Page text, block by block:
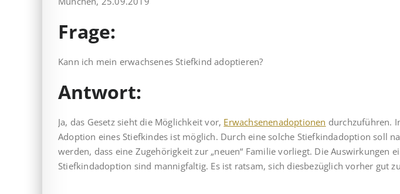
Frage:
Kann ich mein erwachsenes Stiefkind adoptieren?
Antwort:
Ja, das Gesetz sieht die Möglichkeit vor, Erwachsenenadoptionen durchzuführen.
Adoption eines Stiefkindes ist möglich. Durch eine solche Stiefkindadoption soll
werden, dass eine Zugehörigkeit zur „neuen“ Familie vorliegt. Die Auswirkungen
Stiefkindadoption sind mannigfaltig. Es ist ratsam, sich diesbezüglich vorher gut